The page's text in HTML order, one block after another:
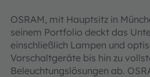
OSRAM, mit Hauptsitz in
seinem Portfolio deckt das
einschließlich Lampen und
Vorschaltgeräte bis hin zu
Beleuchtungslösungen ab.